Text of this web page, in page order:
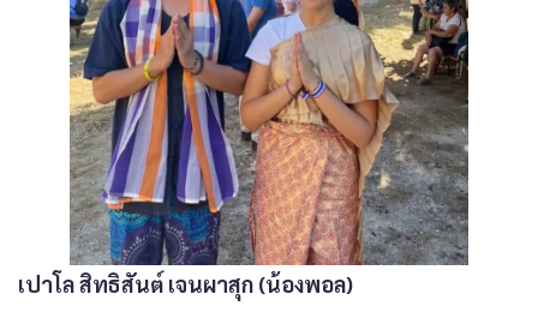
เปาโล สิทธิสันต์ เจนผาสุก (น้องพอล)